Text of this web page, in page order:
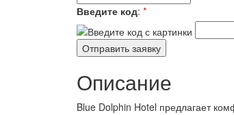
Введите код: *
Описание
Blue Dolphin Hotel предлагает